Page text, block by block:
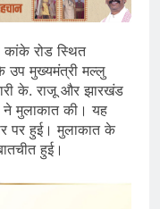
कांके रोड स्थित
उप मुख्यमंत्री मल्लु
के. राजू और झारखंड
मुलाकात की। यह
पर हुई। मुलाकात के
हुई।